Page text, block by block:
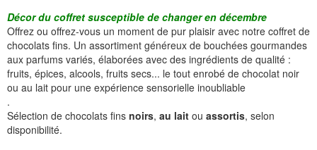
Décor du coffret susceptible de changer en décembre
Offrez ou offrez-vous un moment de pur plaisir avec notre coffret de
chocolats fins. Un assortiment généreux de bouchées gourmandes
aux parfums variés, élaborées avec des ingrédients de qualité :
fruits, épices, alcools, fruits secs... le tout enrobé de chocolat noir
ou au lait pour une expérience sensorielle inoubliable
.
Sélection de chocolats fins noirs, au lait ou assortis, selon
disponibilité.